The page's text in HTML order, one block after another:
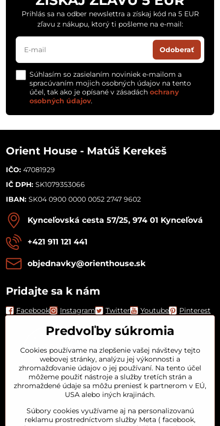
Prihlás sa na odber newslettra a získaj kód na 5 EUR
zľavu z nákupu, ktorý ti pošleme na e-mail:
Odoberať
Súhlasím so zasielaním noviniek e-mailom a
spracúvaním mojich osobných údajov na tento
účel, tak ako je opísané v zásadách ochrany
osobných údajov.
Orient House - Matúš Kerekeš
IČO: 47081929
IČ DPH: SK1079353066
IBAN: SK04 0900 0000 0052 2747 9602
Kynceľovská cesta 57/25, 974 01 Kynceľová
+421 911 121 441
objednavky​@orienthouse​.sk
Pridajte sa k nám
Facebook Instagram Twitter Youtube Pinterest
Orient House
Predvoľby súkromia
Cookies používame na zlepšenie vašej návštevy tejto
webovej stránky, analýzu jej výkonnosti a
zhromažďovanie údajov o jej používaní. Na tento účel
môžeme použiť nástroje a služby tretích strán a
zhromaždené údaje sa môžu preniesť k partnerom v EÚ,
USA alebo iných krajinách.
Súbory cookies využívame aj na personalizovanú
reklamu prostredníctvom služby Meta ( facebook,